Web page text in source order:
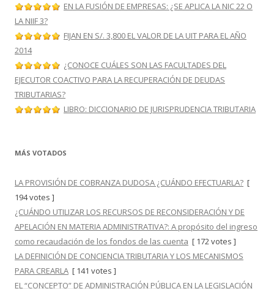
EN LA FUSIÓN DE EMPRESAS: ¿SE APLICA LA NIC 22 O
LA NIIF 3?
FIJAN EN S/. 3,800 EL VALOR DE LA UIT PARA EL AÑO
2014
¿CONOCE CUÁLES SON LAS FACULTADES DEL
EJECUTOR COACTIVO PARA LA RECUPERACIÓN DE DEUDAS
TRIBUTARIAS?
LIBRO: DICCIONARIO DE JURISPRUDENCIA TRIBUTARIA
MÁS VOTADOS
LA PROVISIÓN DE COBRANZA DUDOSA ¿CUÁNDO EFECTUARLA? [
194 votes ]
¿CUÁNDO UTILIZAR LOS RECURSOS DE RECONSIDERACIÓN Y DE
APELACIÓN EN MATERIA ADMINISTRATIVA?: A propósito del ingreso
como recaudación de los fondos de las cuenta [ 172 votes ]
LA DEFINICIÓN DE CONCIENCIA TRIBUTARIA Y LOS MECANISMOS
PARA CREARLA [ 141 votes ]
EL “CONCEPTO” DE ADMINISTRACIÓN PÚBLICA EN LA LEGISLACIÓN